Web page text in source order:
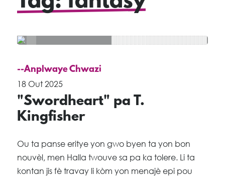
--Anplwaye Chwazi
18 Out 2025
"Swordheart" pa T.
Kingfisher
Ou ta panse eritye yon gwo byen ta yon bon
nouvèl, men Halla twouve sa pa ka tolere. Li ta
kontan jis fè travay li kòm yon menajè epi pou